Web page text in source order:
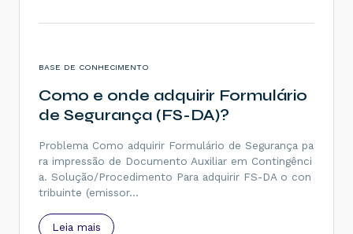
BASE DE CONHECIMENTO
Como e onde adquirir Formulário
de Segurança (FS-DA)?
Problema Como adquirir Formulário de Segurança pa
ra impressão de Documento Auxiliar em Contingênci
a. Solução/Procedimento Para adquirir FS-DA o con
tribuinte (emissor…
Leia mais